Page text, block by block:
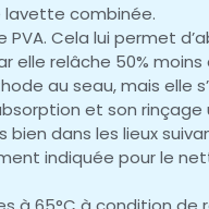
lavette combinée.
Cela lui permet
elle relâche 50%
au seau, mais elle
et son
bien dans les lieux
indiquée pour le